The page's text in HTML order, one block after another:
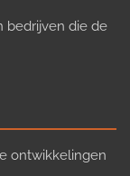
bedrijven die de
ontwikkelingen